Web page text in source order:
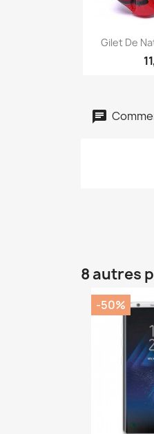

Gilet De
8 autres
-50%